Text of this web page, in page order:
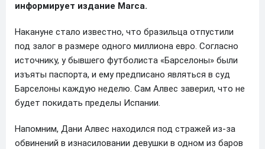
информирует издание Marca.
Накануне стало известно, что бразильца отпустили
под залог в размере одного миллиона евро. Согласно
источнику, у бывшего футболиста «Барселоны» были
изъяты паспорта, и ему предписано являться в суд
Барселоны каждую неделю. Сам Алвес заверил, что не
будет покидать пределы Испании.
Напомним, Дани Алвес находился под стражей из-за
обвинений в изнасиловании девушки в одном из баров